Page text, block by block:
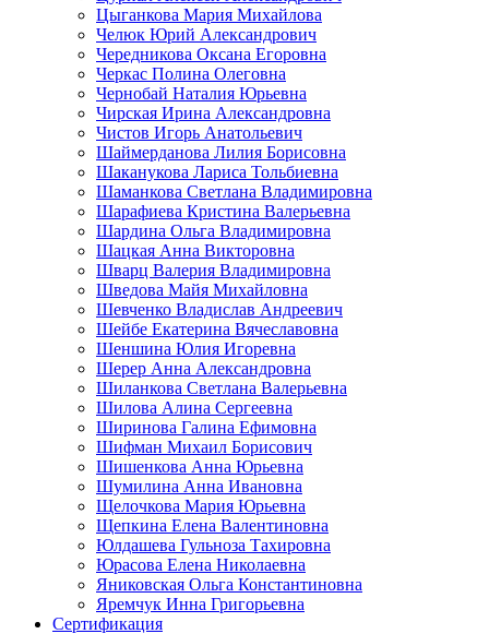
Цыганкова Мария Михайлова
Челюк Юрий Александрович
Чередникова Оксана Егоровна
Черкас Полина Олеговна
Чернобай Наталия Юрьевна
Чирская Ирина Александровна
Чистов Игорь Анатольевич
Шаймерданова Лилия Борисовна
Шаканукова Лариса Тольбиевна
Шаманкова Светлана Владимировна
Шарафиева Кристина Валерьевна
Шардина Ольга Владимировна
Шацкая Анна Викторовна
Шварц Валерия Владимировна
Шведова Майя Михайловна
Шевченко Владислав Андреевич
Шейбе Екатерина Вячеславовна
Шеншина Юлия Игоревна
Шерер Анна Александровна
Шиланкова Светлана Валерьевна
Шилова Алина Сергеевна
Ширинова Галина Ефимовна
Шифман Михаил Борисович
Шишенкова Анна Юрьевна
Шумилина Анна Ивановна
Щелочкова Мария Юрьевна
Щепкина Елена Валентиновна
Юлдашева Гульноза Тахировна
Юрасова Елена Николаевна
Яниковская Ольга Константиновна
Яремчук Инна Григорьевна
Сертификация